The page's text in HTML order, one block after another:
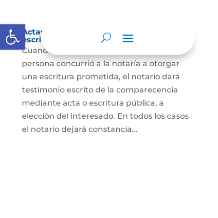
Abrir barra de herramientas
Actas de comparecencia para otorgar
escritura pública
Cuando se trate de comprobar que una
persona concurrió a la notaría a otorgar
una escritura prometida, el notario dará
testimonio escrito de la comparecencia
mediante acta o escritura pública, a
elección del interesado. En todos los casos
el notario dejará constancia...